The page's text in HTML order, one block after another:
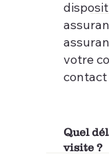
votre
contact
Quel
visite ?